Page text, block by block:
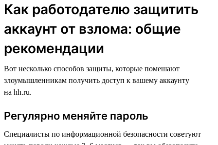
Как работодателю защитить
аккаунт от взлома: общие
рекомендации
Вот несколько способов защиты, которые помешают
злоумышленникам получить доступ к вашему аккаунту
на hh.ru.
Регулярно меняйте пароль
Специалисты по информационной безопасности советуют